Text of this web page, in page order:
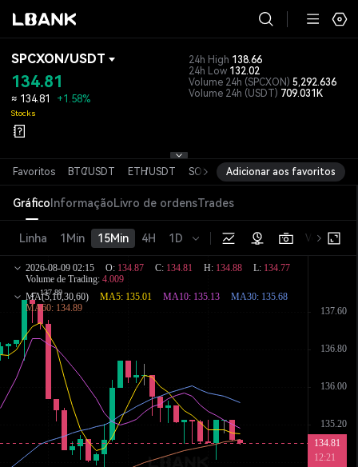
SPCXON/USDT
134.81
≈ 134.81 +1.58%
Stocks
24h High 138.66
24h Low 132.02
Volume 24h (SPCXON) 5,292.636
Volume 24h (USDT) 709.031K
Favoritos BTC/USDT ETH/USDT SOL/ USDT XRP/USDT DOGE/
Adicionar aos favoritos
GráficoInformaçãoLivro de ordensTrades
Linha 1Min 15Min 4H 1D Versão